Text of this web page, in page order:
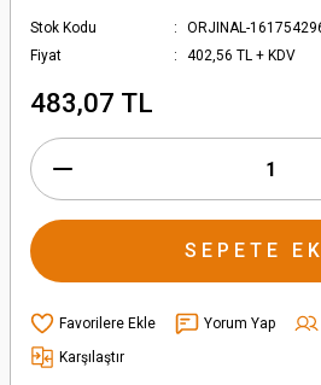
Stok Kodu
ORJINAL-
Fiyat
402,56 TL + KDV
483,07 TL
SEPETE
Yorum Yap
Karşılaştır